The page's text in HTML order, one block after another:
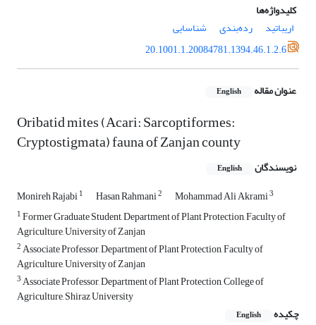
کلیدواژه‌ها
اریباتید
رده‌بندی
شناسایی
20.1001.1.20084781.1394.46.1.2.6
عنوان مقاله English
Oribatid mites (Acari: Sarcoptiformes:
Cryptostigmata) fauna of Zanjan county
نویسندگان English
Monireh Rajabi1 Hasan Rahmani2 Mohammad Ali Akrami3
1Former Graduate Student, Department of Plant Protection, Faculty of
Agriculture, University of Zanjan
2Associate Professor, Department of Plant Protection, Faculty of
Agriculture, University of Zanjan
3Associate Professor, Department of Plant Protection, College of
Agriculture, Shiraz University
چکیده
English